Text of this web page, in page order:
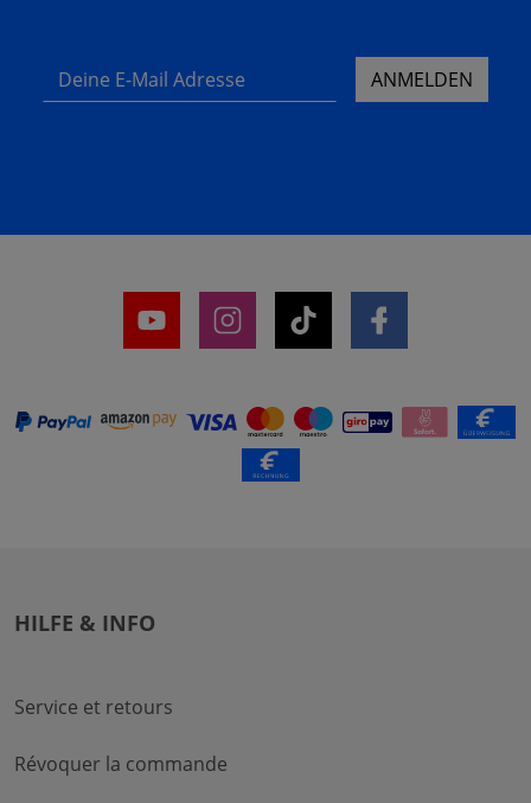
Deine E-Mail Adresse ANMELDEN
HILFE & INFO
Service et retours
Révoquer la commande